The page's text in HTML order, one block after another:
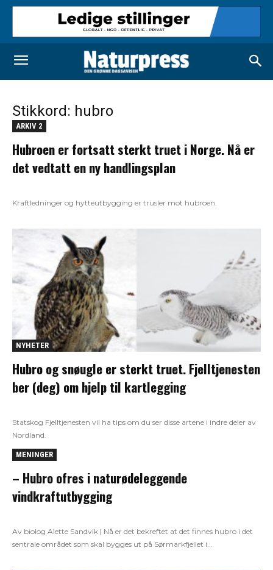
Stikkord: hubro
ARKIV 2
Hubroen er fortsatt sterkt truet i Norge. Nå er
det vedtatt en ny handlingsplan
Kraftledninger og hytteutbygging er trusler mot hubroen.
NYHETER
Hubro og snøugle er sterkt truet. Fjelltjenesten
ber (deg) om hjelp til kartlegging
Statskog Fjelltjenesten vil ha tips om du ser disse artene i indre deler av
Nordland.
MENINGER
– Hubro ofres i naturødeleggende
vindkraftutbygging
Av biolog Alette Sandvik | Nå er det bekreftet at det finnes hubro i det
sentrale området som skal bygges ut på Sørmarkfjellet i...